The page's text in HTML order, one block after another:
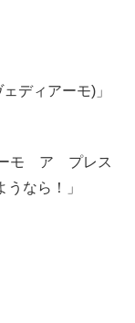
ディアーモ)」
ーモ ア プレス
なら！」